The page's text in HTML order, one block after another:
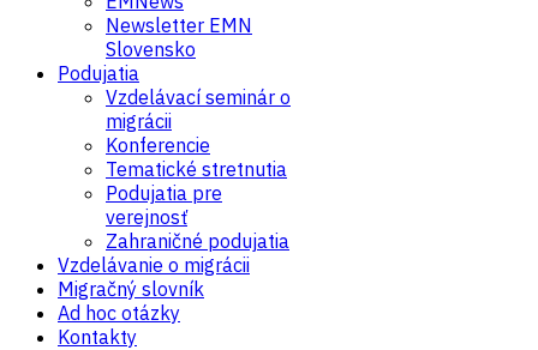
Newsletter EMN
Slovensko
Podujatia
Vzdelávací seminár o
migrácii
Konferencie
Tematické stretnutia
Podujatia pre
verejnosť
Zahraničné podujatia
Vzdelávanie o migrácii
Migračný slovník
Ad hoc otázky
Kontakty